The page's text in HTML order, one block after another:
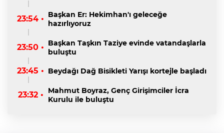
23:54 • Başkan Er: Hekimhan'ı geleceğe
hazırlıyoruz
23:50 • Başkan Taşkın Taziye evinde vatandaşlarla
buluştu
23:45 • Beydağı Dağ Bisikleti Yarışı kortejle başladı
23:32 •
Mahmut Boyraz, Genç Girişimciler İcra
Kurulu ile buluştu